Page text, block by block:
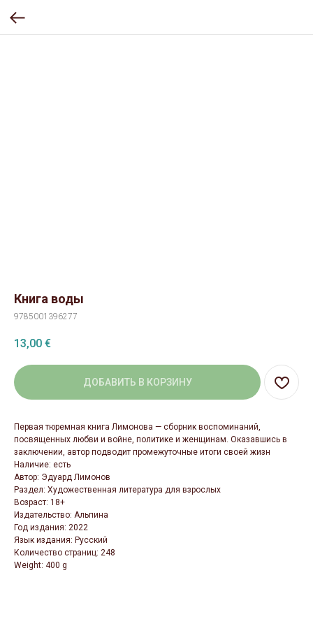
Книга воды
9785001396277
13,00 €
ДОБАВИТЬ В КОРЗИНУ
Первая тюремная книга Лимонова — сборник воспоминаний,
посвященных любви и войне, политике и женщинам. Оказавшись в
заключении, автор подводит промежуточные итоги своей жизн
Наличие: есть
Автор: Эдуард Лимонов
Раздел: Художественная литература для взрослых
Возраст: 18+
Издательство: Альпина
Год издания: 2022
Язык издания: Русский
Количество страниц: 248
Weight: 400 g